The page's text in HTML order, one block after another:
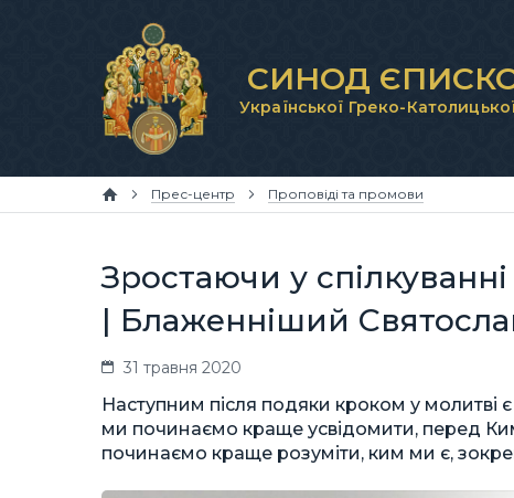
СИНОД
Української Греко-
Прес-центр Проповіді та промови
Зростаючи у
| Блаженніший
31 травня 2020
Наступним після подяки кроком у
ми починаємо краще усвідомити, перед
починаємо краще розуміти, ким ми є,